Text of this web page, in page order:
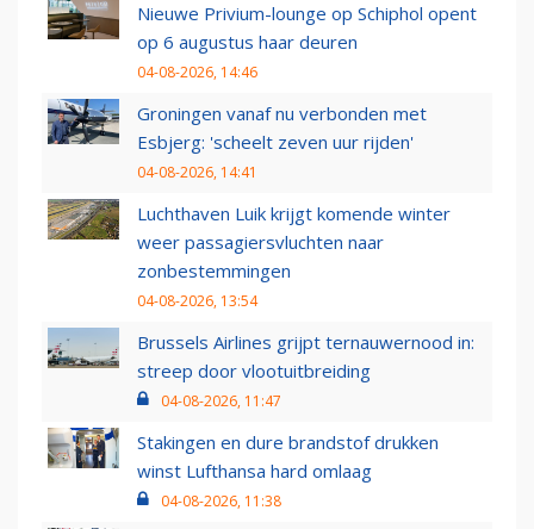
Nieuwe Privium-lounge op Schiphol opent
op 6 augustus haar deuren
04-08-2026, 14:46
Groningen vanaf nu verbonden met
Esbjerg: 'scheelt zeven uur rijden'
04-08-2026, 14:41
Luchthaven Luik krijgt komende winter
weer passagiersvluchten naar
zonbestemmingen
04-08-2026, 13:54
Brussels Airlines grijpt ternauwernood in:
streep door vlootuitbreiding
04-08-2026, 11:47
Stakingen en dure brandstof drukken
winst Lufthansa hard omlaag
04-08-2026, 11:38